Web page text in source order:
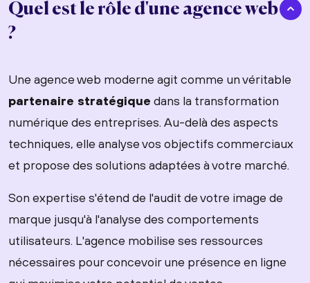
Quel est le rôle d'une agence web
?
Une agence web moderne agit comme un véritable
partenaire stratégique dans la transformation
numérique des entreprises. Au-delà des aspects
techniques, elle analyse vos objectifs commerciaux
et propose des solutions adaptées à votre marché.
Son expertise s'étend de l'audit de votre image de
marque jusqu'à l'analyse des comportements
utilisateurs. L'agence mobilise ses ressources
nécessaires pour concevoir une présence en ligne